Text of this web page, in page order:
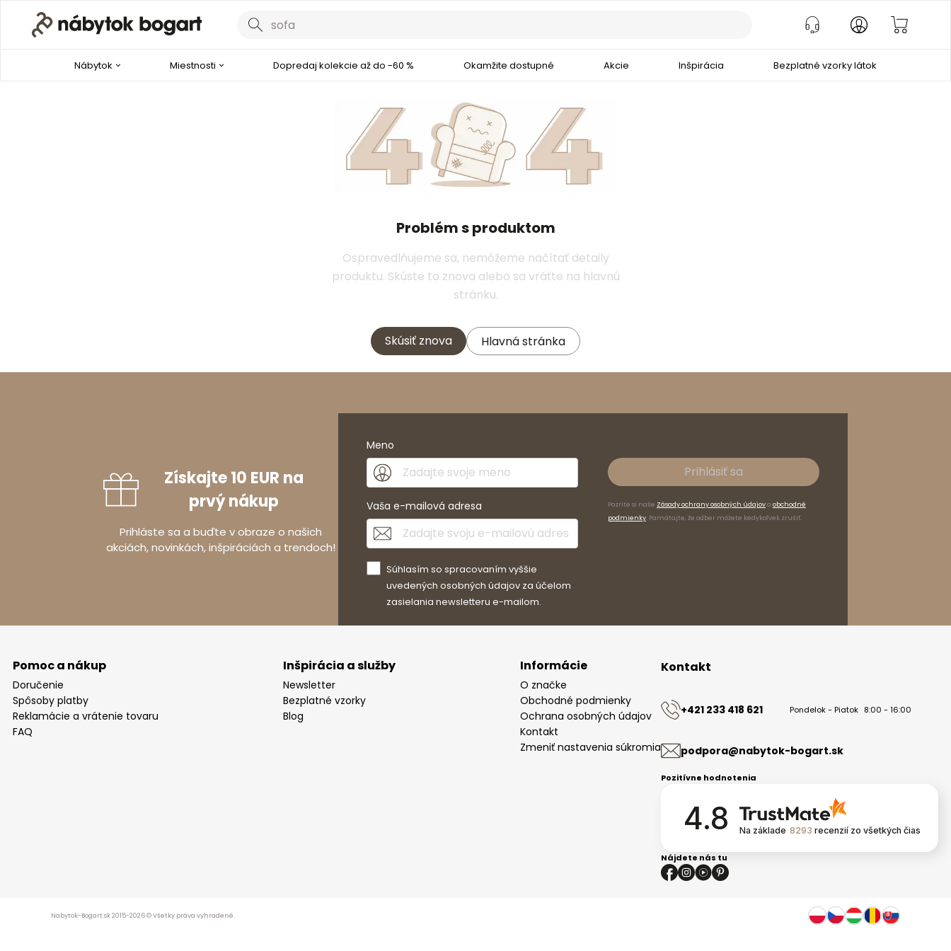
Nábytok Miestnosti Dopredaj kolekcie až do -60 % Okamžite dostupné Akcie Inšpirácia Bezplatné vzorky látok
Problém s produktom
Ospravedlňujeme sa, nemôžeme načítať detaily
produktu. Skúste to znova alebo sa vráťte na hlavnú
stránku.
Skúsiť znova Hlavná stránka
Získajte 10 EUR na
prvý nákup
Prihláste sa a buďte v obraze o našich
akciách, novinkách, inšpiráciách a trendoch!
Meno
Vaša e-mailová adresa
Súhlasím so spracovaním vyššie
uvedených osobných údajov za účelom
zasielania newsletteru e-mailom.
Prihlásiť sa
Pozrite si naše Zásady ochrany osobných údajova obchodné
podmienky. Pamätajte, že odber môžete kedykoľvek zrušiť.
Pomoc a nákup
Doručenie
Spôsoby platby
Reklamácie a vrátenie tovaru
FAQ
Inšpirácia a služby
Newsletter
Bezplatné vzorky
Blog
Informácie
O značke
Obchodné podmienky
Ochrana osobných údajov
Kontakt
Zmeniť nastavenia súkromia
Kontakt
+421 233 418 621 Pondelok - Piatok 8:00 - 16:00
podpora@nabytok-bogart.sk
Pozitívne hodnotenia
4.8 Na základe 8293 recenzií zo všetkých čias
Nájdete nás tu
Nabytok-Bogart.sk 2015-2026 © Všetky práva vyhradené.